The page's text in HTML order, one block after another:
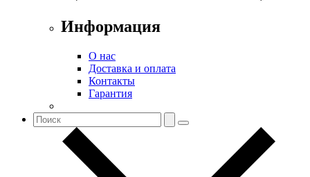
Информация
О нас
Доставка и оплата
Контакты
Гарантия